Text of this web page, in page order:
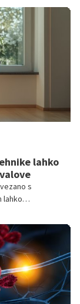
bi lahko
dokazom o
preden se
pogosto
vzorec?
spec.
delu glavni
lahko
s
lahko
sistem.
katerega se
dihanje
na naše
naš največji
terapijo,